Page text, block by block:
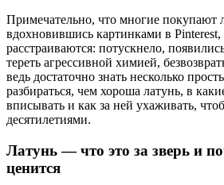
Примечательно, что многие покупают
вдохновившись картинками в Pinterest,
расстраиваются: потускнело,
тереть агрессивной химией,
ведь достаточно знать несколько
разбираться, чем хороша латунь, в
вписывать и как за ней ухаживать,
десятилетиями.
Латунь — что это за зверь и
ценится